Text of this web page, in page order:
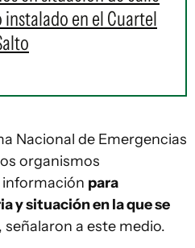
en el Cuartel
Nacional de Emergencias
organismos
para
y situación en la que se
señalaron a este medio.